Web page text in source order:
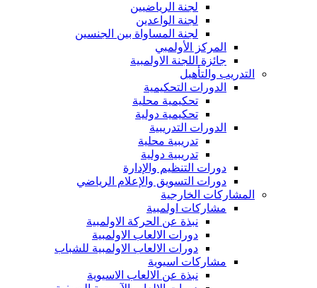
لجنة الرياضيين
لجنة الواعدين
لجنة المساواة بين الجنسين
المركز الأولمبي
جائزة اللجنة الاولمبية
التدريب والتأهيل
الدورات التحكيمية
تحكيمية محلية
تحكيمية دولية
الدورات التدريبية
تدريبية محلية
تدريبية دولية
دورات التنظيم والإدارة
دورات التسويق والإعلام الرياضي
المشاركات الخارجية
مشاركات اولمبية
نبذة عن الحركة الاولمبية
دورات الالعاب الاولمبية
دورات الالعاب الاولمبية للشباب
مشاركات اسيوية
نبذة عن الالعاب الاسيوية